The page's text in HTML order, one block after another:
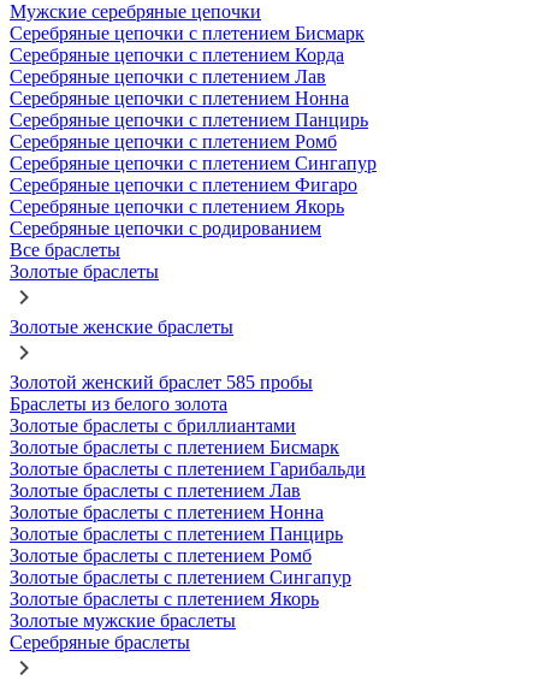
Мужские серебряные цепочки
Серебряные цепочки с плетением Бисмарк
Серебряные цепочки с плетением Корда
Серебряные цепочки с плетением Лав
Серебряные цепочки с плетением Нонна
Серебряные цепочки с плетением Панцирь
Серебряные цепочки с плетением Ромб
Серебряные цепочки с плетением Сингапур
Серебряные цепочки с плетением Фигаро
Серебряные цепочки с плетением Якорь
Серебряные цепочки с родированием
Все браслеты
Золотые браслеты
Золотые женские браслеты
Золотой женский браслет 585 пробы
Браслеты из белого золота
Золотые браслеты с бриллиантами
Золотые браслеты с плетением Бисмарк
Золотые браслеты с плетением Гарибальди
Золотые браслеты с плетением Лав
Золотые браслеты с плетением Нонна
Золотые браслеты с плетением Панцирь
Золотые браслеты с плетением Ромб
Золотые браслеты с плетением Сингапур
Золотые браслеты с плетением Якорь
Золотые мужские браслеты
Серебряные браслеты